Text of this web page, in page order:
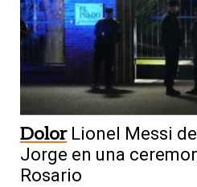
Dolor Lionel Messi
Jorge en una
Rosario